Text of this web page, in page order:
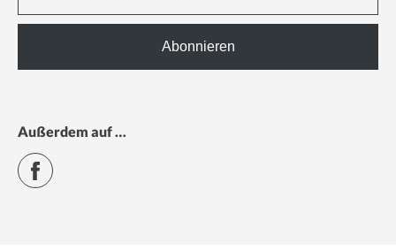
Abonnieren
Außerdem auf …
Facebook